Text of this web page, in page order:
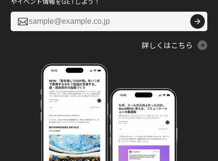
やイベント情報をGETしよう！

詳しくはこちら